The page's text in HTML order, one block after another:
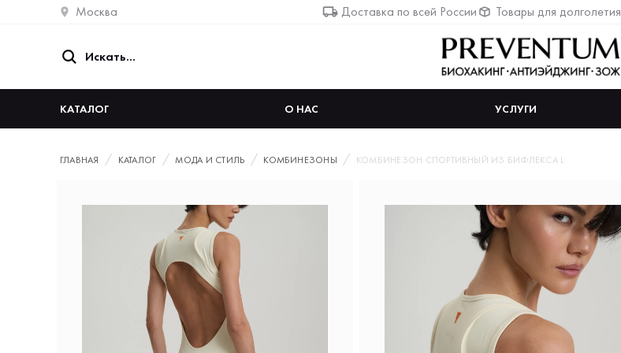
Москва Доставка по всей России Товары для долголетия
КАТАЛОГ О НАС УСЛУГИ
ГЛАВНАЯ КАТАЛОГ МОДА И СТИЛЬ КОМБИНЕЗОНЫ КОМБИНЕЗОН СПОРТИВНЫЙ ИЗ БИФЛЕКСА L